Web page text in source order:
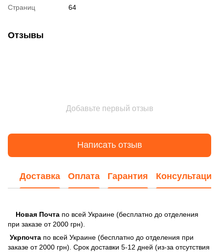
Страниц
64
Отзывы
Добавьте первый отзыв
Написать отзыв
Доставка Оплата Гарантия Консультация
Новая Почта по всей Украине (бесплатно до отделения
при заказе от 2000 грн).
Укрпочта по всей Украине (бесплатно до отделения при
заказе от 2000 грн). Срок доставки 5-12 дней (из-за отсутствия